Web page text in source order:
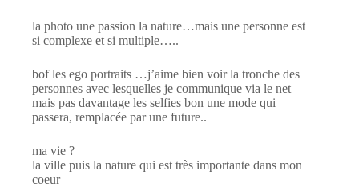
la photo une passion la nature…mais une personne est
si complexe et si multiple…..
bof les ego portraits …j’aime bien voir la tronche des
personnes avec lesquelles je communique via le net
mais pas davantage les selfies bon une mode qui
passera, remplacée par une future..
ma vie ?
la ville puis la nature qui est très importante dans mon
coeur